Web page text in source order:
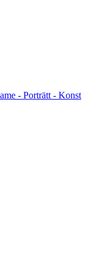
- Porträtt - Konst